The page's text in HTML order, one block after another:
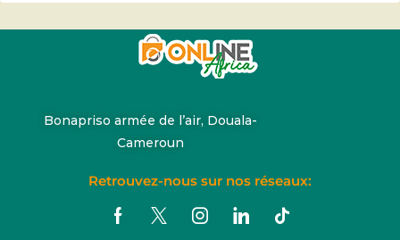
Bonapriso armée de l’air, Douala-
Cameroun
Retrouvez-nous sur nos réseaux: